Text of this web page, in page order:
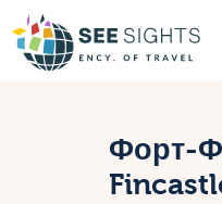
Гарячі тури
Форт-